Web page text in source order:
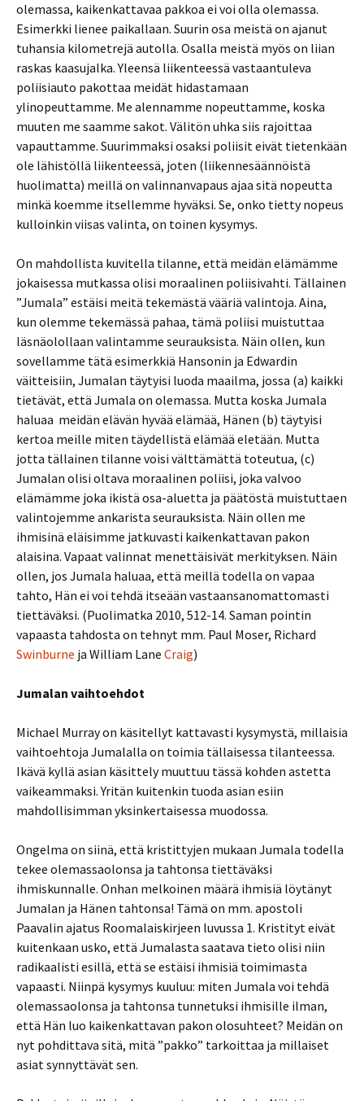
olemassa, kaikenkattavaa pakkoa ei voi olla olemassa.
Esimerkki lienee paikallaan. Suurin osa meistä on ajanut
tuhansia kilometrejä autolla. Osalla meistä myös on liian
raskas kaasujalka. Yleensä liikenteessä vastaantuleva
poliisiauto pakottaa meidät hidastamaan
ylinopeuttamme. Me alennamme nopeuttamme, koska
muuten me saamme sakot. Välitön uhka siis rajoittaa
vapauttamme. Suurimmaksi osaksi poliisit eivät tietenkään
ole lähistöllä liikenteessä, joten (liikennesäännöistä
huolimatta) meillä on valinnanvapaus ajaa sitä nopeutta
minkä koemme itsellemme hyväksi. Se, onko tietty nopeus
kulloinkin viisas valinta, on toinen kysymys.
On mahdollista kuvitella tilanne, että meidän elämämme
jokaisessa mutkassa olisi moraalinen poliisivahti. Tällainen
”Jumala” estäisi meitä tekemästä vääriä valintoja. Aina,
kun olemme tekemässä pahaa, tämä poliisi muistuttaa
läsnäolollaan valintamme seurauksista. Näin ollen, kun
sovellamme tätä esimerkkiä Hansonin ja Edwardin
väitteisiin, Jumalan täytyisi luoda maailma, jossa (a) kaikki
tietävät, että Jumala on olemassa. Mutta koska Jumala
haluaa meidän elävän hyvää elämää, Hänen (b) täytyisi
kertoa meille miten täydellistä elämää eletään. Mutta
jotta tällainen tilanne voisi välttämättä toteutua, (c)
Jumalan olisi oltava moraalinen poliisi, joka valvoo
elämämme joka ikistä osa-aluetta ja päätöstä muistuttaen
valintojemme ankarista seurauksista. Näin ollen me
ihmisinä eläisimme jatkuvasti kaikenkattavan pakon
alaisina. Vapaat valinnat menettäisivät merkityksen. Näin
ollen, jos Jumala haluaa, että meillä todella on vapaa
tahto, Hän ei voi tehdä itseään vastaansanomattomasti
tiettäväksi. (Puolimatka 2010, 512-14. Saman pointin
vapaasta tahdosta on tehnyt mm. Paul Moser, Richard
Swinburne ja William Lane Craig)
Jumalan vaihtoehdot
Michael Murray on käsitellyt kattavasti kysymystä, millaisia
vaihtoehtoja Jumalalla on toimia tällaisessa tilanteessa.
Ikävä kyllä asian käsittely muuttuu tässä kohden astetta
vaikeammaksi. Yritän kuitenkin tuoda asian esiin
mahdollisimman yksinkertaisessa muodossa.
Ongelma on siinä, että kristittyjen mukaan Jumala todella
tekee olemassaolonsa ja tahtonsa tiettäväksi
ihmiskunnalle. Onhan melkoinen määrä ihmisiä löytänyt
Jumalan ja Hänen tahtonsa! Tämä on mm. apostoli
Paavalin ajatus Roomalaiskirjeen luvussa 1. Kristityt eivät
kuitenkaan usko, että Jumalasta saatava tieto olisi niin
radikaalisti esillä, että se estäisi ihmisiä toimimasta
vapaasti. Niinpä kysymys kuuluu: miten Jumala voi tehdä
olemassaolonsa ja tahtonsa tunnetuksi ihmisille ilman,
että Hän luo kaikenkattavan pakon olosuhteet? Meidän on
nyt pohdittava sitä, mitä ”pakko” tarkoittaa ja millaiset
asiat synnyttävät sen.